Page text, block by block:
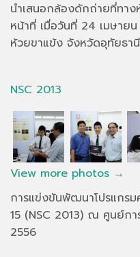
นำเสนอกล้องดักถ่ายที่ทา
หน้าที่ เมื่อวันที่ 24 เมษาย
ห้วยขาแข้ง จังหวัดอุทัยธานี
NSC 2013
View more photos →
การแข่งขันพัฒนาโปรแกรม
15 (NSC 2013) ณ ศูนย์กา
2556